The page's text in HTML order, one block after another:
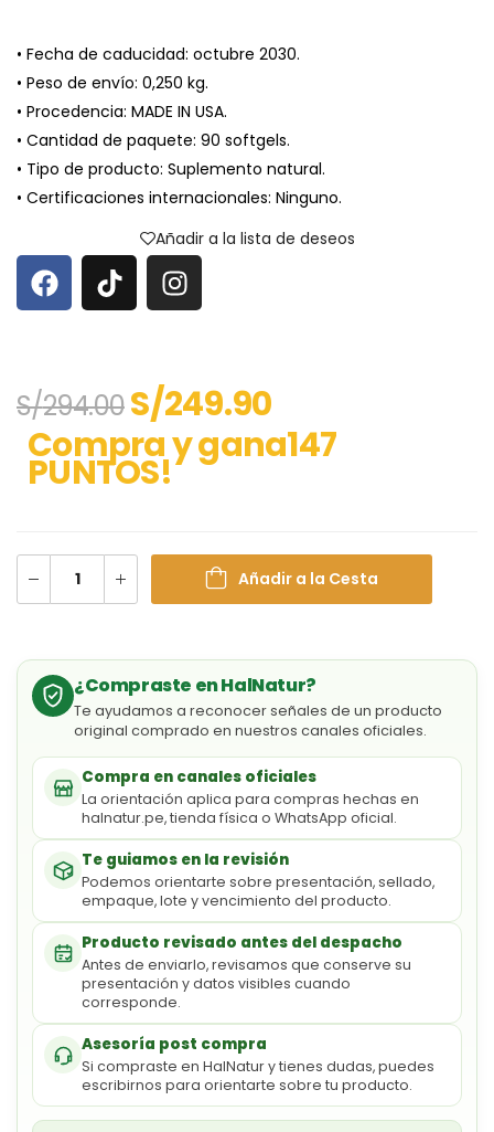
• Fecha de caducidad: octubre 2030.
• Peso de envío: 0,250 kg.
• Procedencia: MADE IN USA.
• Cantidad de paquete: 90 softgels.
• Tipo de producto: Suplemento natural.
• Certificaciones internacionales: Ninguno.
Añadir a la lista de deseos
S/294.00S/249.90
Compra y gana147
PUNTOS!
Añadir a la Cesta
¿Compraste en HalNatur?
Te ayudamos a reconocer señales de un producto
original comprado en nuestros canales oficiales.
Compra en canales oficiales
La orientación aplica para compras hechas en
halnatur.pe, tienda física o WhatsApp oficial.
Te guiamos en la revisión
Podemos orientarte sobre presentación, sellado,
empaque, lote y vencimiento del producto.
Producto revisado antes del despacho
Antes de enviarlo, revisamos que conserve su
presentación y datos visibles cuando
corresponde.
Asesoría post compra
Si compraste en HalNatur y tienes dudas, puedes
escribirnos para orientarte sobre tu producto.